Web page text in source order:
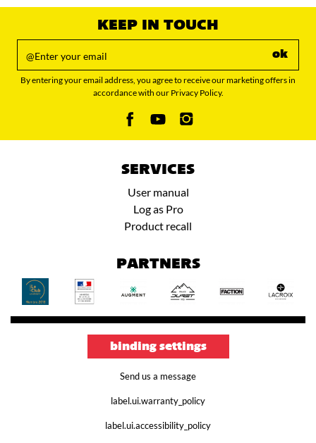
KEEP IN TOUCH
ok
By entering your email address, you agree to receive our marketing offers in
accordance with our Privacy Policy.
SERVICES
User manual
Log as Pro
Product recall
PARTNERS
binding settings
Send us a message
label.ui.warranty_policy
label.ui.accessibility_policy